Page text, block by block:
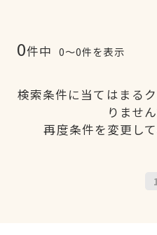
0件中 0〜0件を表示
検索条件に当てはまる
りませ
再度条件を変更し